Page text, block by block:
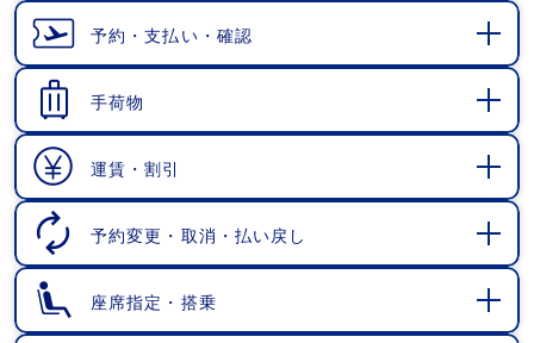
予約・支払い・確認
手荷物
運賃・割引
予約変更・取消・払い戻し
座席指定・搭乗